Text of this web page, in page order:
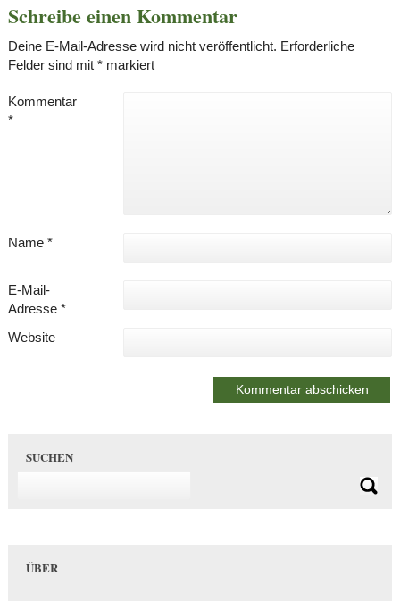
Schreibe einen Kommentar
Deine E-Mail-Adresse wird nicht veröffentlicht. Erforderliche
Felder sind mit *markiert
Kommentar
*
Name *
E-Mail-
Adresse *
Website
SUCHEN
ÜBER